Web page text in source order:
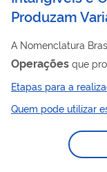
Produzam
A Nomenclatura
Operações que
conjunto com suas
Lei 12.546, de
(CPC), como o
serviços sob a ótica
adequada
Etapas para a
Quem pode utilizar